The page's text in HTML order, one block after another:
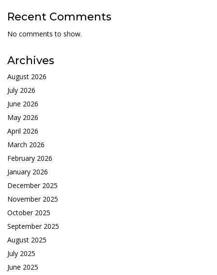
Recent Comments
No comments to show.
Archives
August 2026
July 2026
June 2026
May 2026
April 2026
March 2026
February 2026
January 2026
December 2025
November 2025
October 2025
September 2025
August 2025
July 2025
June 2025